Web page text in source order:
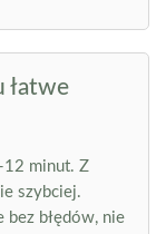
łatwe
12 minut. Z
szybciej.
bez błędów, nie